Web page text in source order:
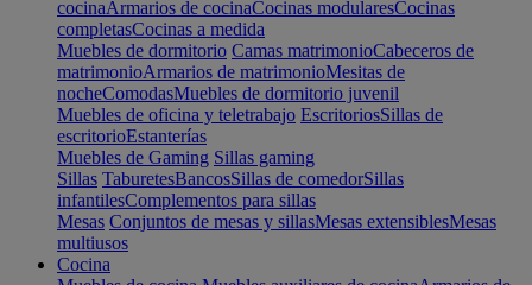
cocinaArmarios de cocinaCocinas modularesCocinas
completasCocinas a medida
Muebles de dormitorio Camas matrimonioCabeceros de
matrimonioArmarios de matrimonioMesitas de
nocheComodasMuebles de dormitorio juvenil
Muebles de oficina y teletrabajo EscritoriosSillas de
escritorioEstanterías
Muebles de Gaming Sillas gaming
Sillas TaburetesBancosSillas de comedorSillas
infantilesComplementos para sillas
Mesas Conjuntos de mesas y sillasMesas extensiblesMesas
multiusos
Cocina